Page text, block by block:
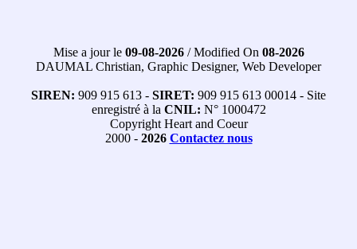
Mise a jour le 09-08-2026/ Modified On 08-2026
DAUMAL Christian, Graphic Designer, Web Developer
SIREN: 909 915 613 - SIRET: 909 915 613 00014 - Site
enregistré à la CNIL: N° 1000472
Copyright Heart and Coeur
2000 - 2026 Contactez nous